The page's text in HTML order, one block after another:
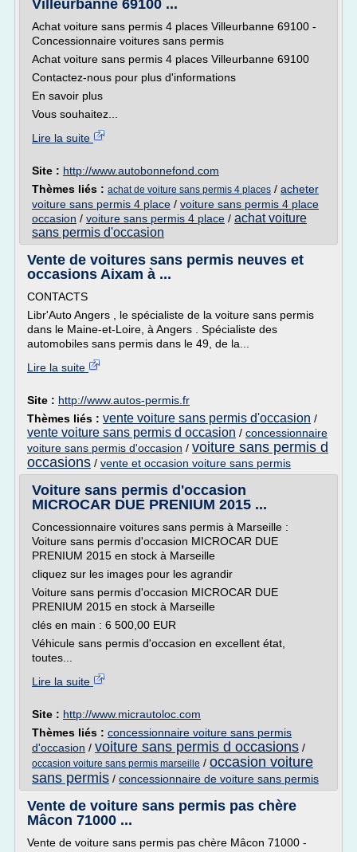
Villeurbanne 69100 ...
Achat voiture sans permis 4 places Villeurbanne 69100 -
Concessionnaire voitures sans permis
Achat voiture sans permis 4 places Villeurbanne 69100
Contactez-nous pour plus d'informations
En savoir plus
Vous souhaitez...
Lire la suite
Site : http://www.autobonnefond.com
Thèmes liés : achat de voiture sans permis 4 places / acheter
voiture sans permis 4 place / voiture sans permis 4 place
occasion / voiture sans permis 4 place / achat voiture
sans permis d'occasion
Vente de voitures sans permis neuves et
occasions Aixam à ...
CONTACTS
Libr'Auto Angers , le spécialiste de la voiture sans permis
dans le Maine-et-Loire, à Angers . Spécialiste des
automobiles sans permis dans le 49, de la...
Lire la suite
Site : http://www.autos-permis.fr
Thèmes liés : vente voiture sans permis d'occasion /
vente voiture sans permis d occasion / concessionnaire
voiture sans permis d'occasion / voiture sans permis d
occasions / vente et occasion voiture sans permis
Voiture sans permis d'occasion
MICROCAR DUE PRENIUM 2015 ...
Concessionnaire voitures sans permis à Marseille :
Voiture sans permis d'occasion MICROCAR DUE
PRENIUM 2015 en stock à Marseille
cliquez sur les images pour les agrandir
Voiture sans permis d'occasion MICROCAR DUE
PRENIUM 2015 en stock à Marseille
clés en main : 6 500,00 EUR
Véhicule sans permis d'occasion en excellent état,
toutes...
Lire la suite
Site : http://www.micrautoloc.com
Thèmes liés : concessionnaire voiture sans permis
d'occasion / voiture sans permis d occasions /
occasion voiture sans permis marseille / occasion voiture
sans permis / concessionnaire de voiture sans permis
Vente de voiture sans permis pas chère
Mâcon 71000 ...
Vente de voiture sans permis pas chère Mâcon 71000 -